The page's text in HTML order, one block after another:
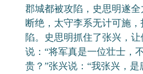
郡城都被攻陷，史思明遂
断绝，太守李系无计可施
陷。史思明抓住了张兴，
说：“将军真是一位壮士，
贵？”张兴说：“我张兴，